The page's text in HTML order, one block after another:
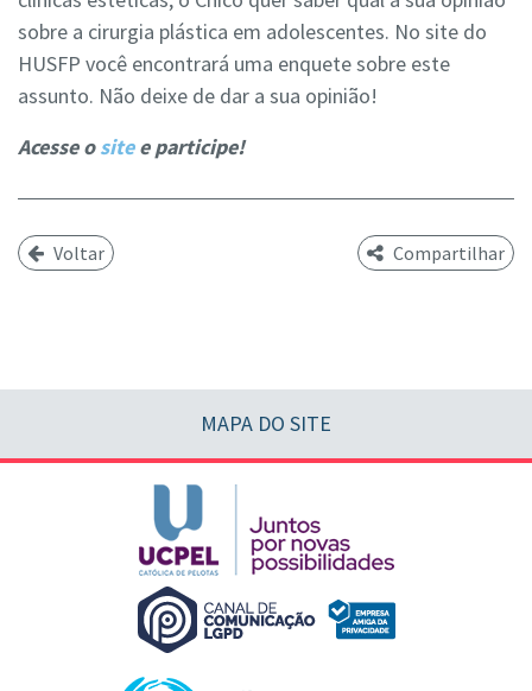
sobre a cirurgia plástica em adolescentes. No site do
HUSFP você encontrará uma enquete sobre este
assunto. Não deixe de dar a sua opinião!
Acesse ositee participe!
Voltar Compartilhar
MAPA DO SITE